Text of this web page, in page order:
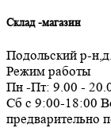
Склад -магазин
Подольский р-
Режим работы
Пн -Пт: 9.00 -
Сб с 9:00-18:00
предварительно